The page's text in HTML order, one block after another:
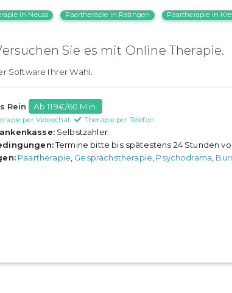
in Neuss Paartherapie in Ratingen Paartherapie in
Sie es mit Online Therapie.
Software Ihrer Wahl.
Rein Ab 119€/60 Min.
per Videochat Therapie per Telefon
Selbstzahler
Termine bitte bis spätestens 24 Stunden
Paartherapie, Gesprächstherapie, Psychodrama,